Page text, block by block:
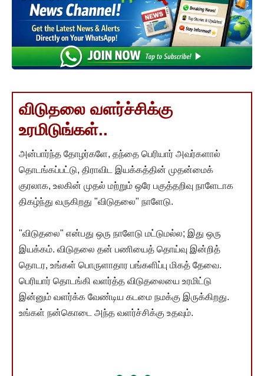
விடுதலை வளர்ச்சிக்கு
உரமிடுங்கள்..
அன்பார்ந்த தோழர்களே, தந்தை பெரியார் அவர்களால்
தொடங்கப்பட்டு, திராவிட இயக்கத்தின் முதன்மைக்
குரலாக, உலகின் முதல் மற்றும் ஒரே பகுத்தறிவு நாளேடாக
திகழ்ந்து வருகிறது "விடுதலை" நாளேடு.
"விடுதலை" என்பது ஒரு நாளேடு மட்டுமல்ல; இது ஒரு
இயக்கம். விடுதலை தன் பணியைத் தொய்வு இன்றித்
தொடர, உங்கள் பொருளாதார பங்களிப்பு மிகத் தேவை.
பெரியார் தொடங்கி வளர்த்த விடுதலையை உரமிட்டு
இன்னும் வளர்க்க வேண்டிய கடமை நமக்கு இருக்கிறது.
உங்கள் நன்கொடை அந்த வளர்ச்சிக்கு உதவும்.